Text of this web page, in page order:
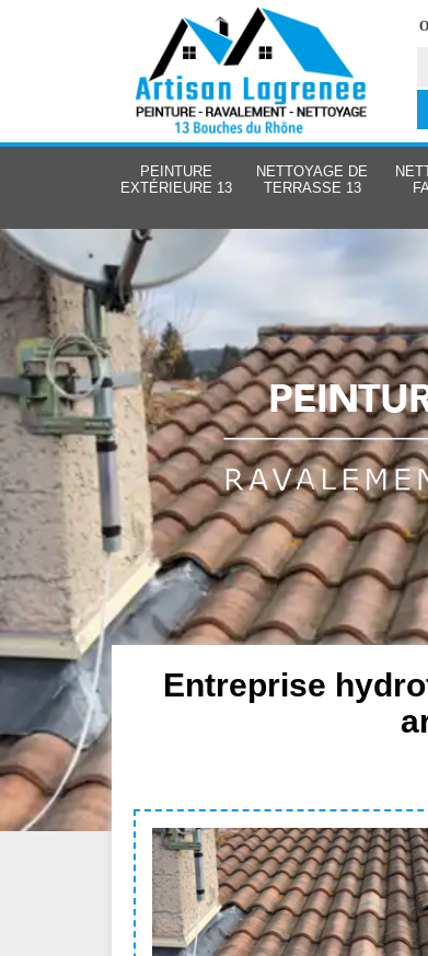
PEINTURE
EXTÉRIEURE 13
NETTOYAGE DE
TERRASSE 13
Entreprise